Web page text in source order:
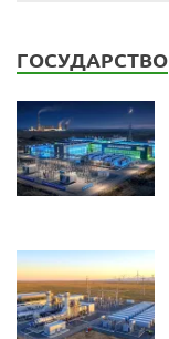
ГОСУДАРСТВО